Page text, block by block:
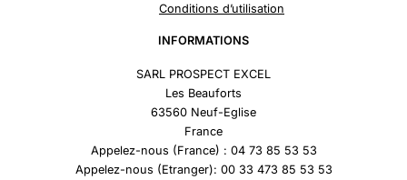
Conditions d’utilisation
INFORMATIONS
SARL PROSPECT EXCEL
Les Beauforts
63560 Neuf-Eglise
France
Appelez-nous (France) : 04 73 85 53 53
Appelez-nous (Etranger): 00 33 473 85 53 53